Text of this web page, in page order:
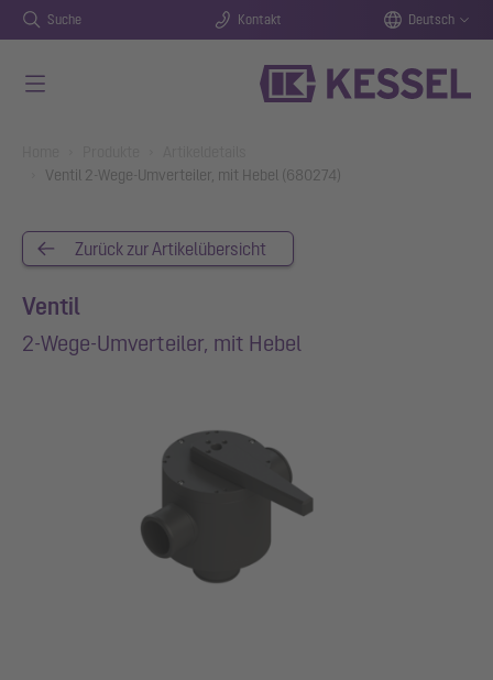
Suche Kontakt Deutsch
Ventil 2-Wege-Umverteiler, mit Hebel (680274)
Zurück zur Artikelübersicht
Ventil
2-Wege-Umverteiler, mit Hebel